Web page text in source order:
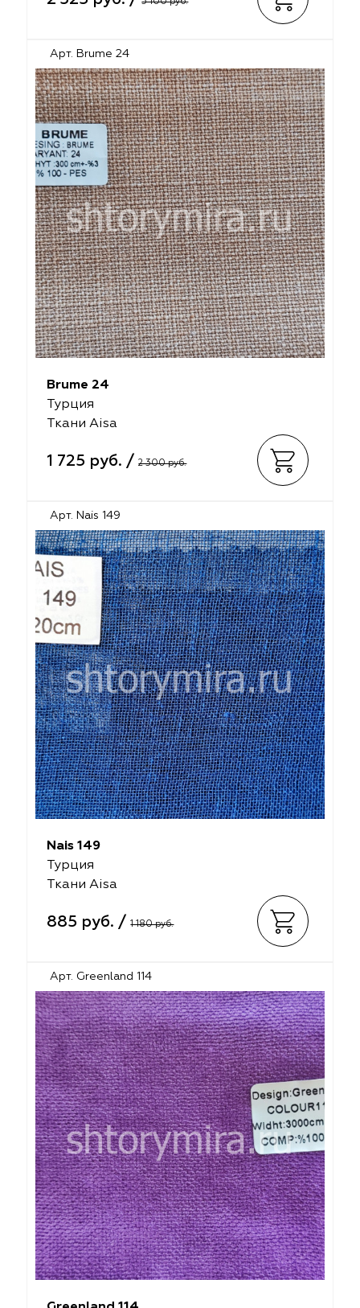
Арт. Brume 24
Brume 24
Турция
Ткани Aisa
1 725 руб. /2 300 руб.
Арт. Nais 149
Nais 149
Турция
Ткани Aisa
885 руб. /1 180 руб.
Арт. Greenland 114